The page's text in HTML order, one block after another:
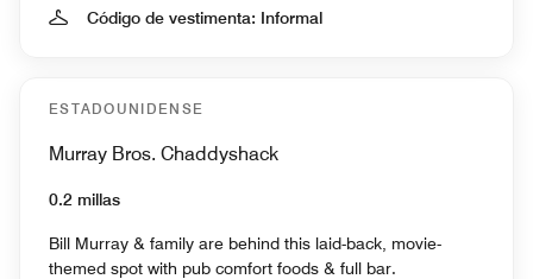
Código de vestimenta: Informal
ESTADOUNIDENSE
Murray Bros. Chaddyshack
0.2 millas
Bill Murray & family are behind this laid-back, movie-
themed spot with pub comfort foods & full bar.